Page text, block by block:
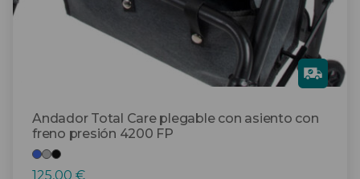
Andador Total Care plegable con asiento con
freno presión 4200 FP
Gra
tis
125,00 €
página